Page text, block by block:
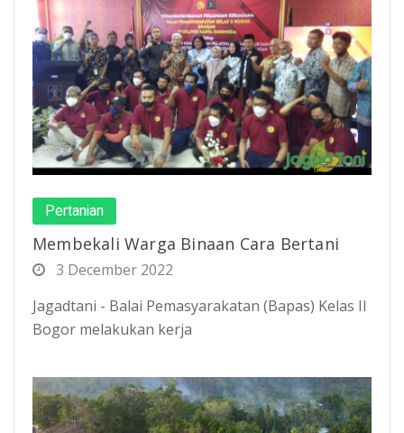
Pertanian
Membekali Warga Binaan Cara Bertani
3 December 2022
Jagadtani - Balai Pemasyarakatan (Bapas) Kelas II
Bogor melakukan kerja